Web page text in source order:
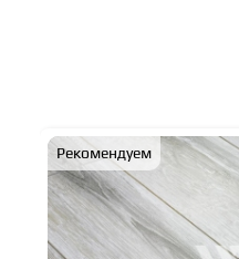
Рекомендуем